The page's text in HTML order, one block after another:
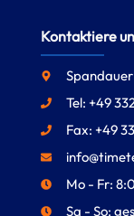
Kontaktiere
Spandauer
Tel: +49
Fax: +49
Mo - Fr:
Sa - So: